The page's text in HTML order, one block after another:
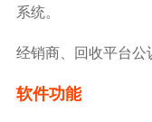
系统。
经销商、回收平台
软件功能